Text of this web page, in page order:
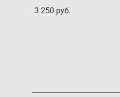
3 250 pуб.